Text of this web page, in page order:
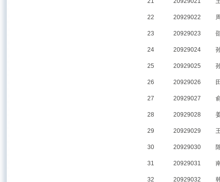
22 20929022
23 20929023
24 20929024
25 20929025
26 20929026
27 20929027
28 20929028
29 20929029
30 20929030
31 20929031
32 20929032